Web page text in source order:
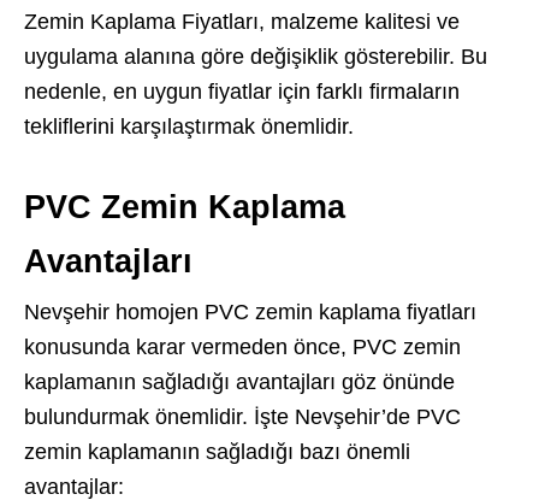
Zemin Kaplama Fiyatları, malzeme kalitesi ve
uygulama alanına göre değişiklik gösterebilir. Bu
nedenle, en uygun fiyatlar için farklı firmaların
tekliflerini karşılaştırmak önemlidir.
PVC Zemin Kaplama
Avantajları
Nevşehir homojen PVC zemin kaplama fiyatları
konusunda karar vermeden önce, PVC zemin
kaplamanın sağladığı avantajları göz önünde
bulundurmak önemlidir. İşte Nevşehir’de PVC
zemin kaplamanın sağladığı bazı önemli
avantajlar: